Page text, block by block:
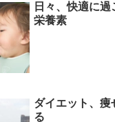
日々、快適に
栄養素
ダイエット、痩
る